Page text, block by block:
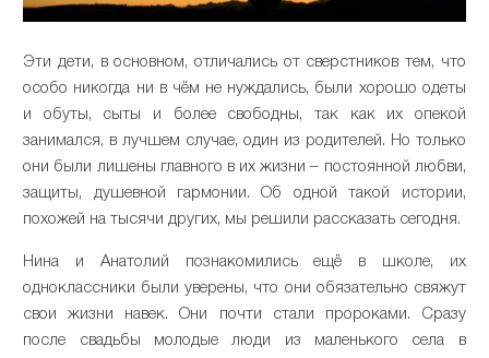
Эти дети, в основном, отличались от сверстников тем, что
особо никогда ни в чём не нуждались, были хорошо одеты
и обуты, сыты и более свободны, так как их опекой
занимался, в лучшем случае, один из родителей. Но только
они были лишены главного в их жизни – постоянной любви,
защиты, душевной гармонии. Об одной такой истории,
похожей на тысячи других, мы решили рассказать сегодня.
Нина и Анатолий познакомились ещё в школе, их
одноклассники были уверены, что они обязательно свяжут
свои жизни навек. Они почти стали пророками. Сразу
после свадьбы молодые люди из маленького села в